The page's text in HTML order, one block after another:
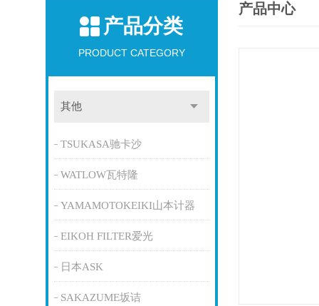
产品分类
PRODUCT CATEGORY
其他
TSUKASA驰卡沙
WATLOW瓦特隆
YAMAMOTOKEIKI山本计器
EIKOH FILTER爱光
日本ASK
SAKAZUME坂诘
产品中心